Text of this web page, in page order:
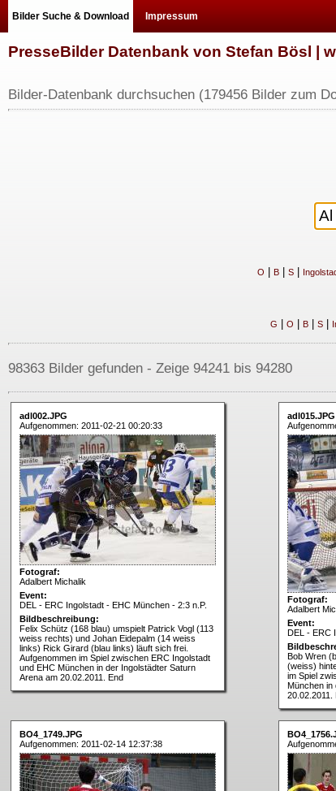
Bilder Suche & Download Impressum
PresseBilder Datenbank von Stefan Bösl |
Bilder-Datenbank durchsuchen (179456 Bilder zum
O B| S|
G O B| S|
98363 Bilder gefunden - Zeige 94241 bis 94280
adl002.JPG
Aufgenommen: 2011-02-21 00:20:33
Fotograf:
Adalbert Michalik
Event:
DEL - ERC Ingolstadt - EHC München - 2:3 n.P.
Bildbeschreibung:
Felix Schütz (168 blau) umspielt Patrick Vogl (113
weiss rechts) und Johan Eidepalm (14 weiss
links) Rick Girard (blau links) läuft sich frei.
Aufgenommen im Spiel zwischen ERC Ingolstadt
und EHC München in der Ingolstädter Saturn
Arena am 20.02.2011. End
adl015.JPG
Fotograf:
Adalbert
Event:
DEL - ERC
Bob Wren
(weiss)
im Spiel
München in
20.02.2011.
BO4_1749.JPG
Aufgenommen: 2011-02-14 12:37:38